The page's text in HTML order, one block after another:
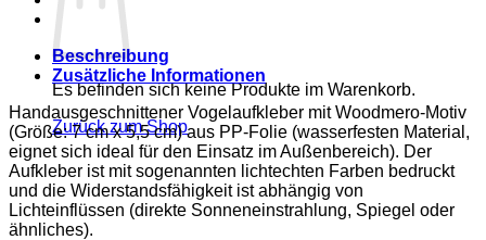
Es befinden sich keine Produkte im Warenkorb.
Zurück zum Shop
Beschreibung
Zusätzliche Informationen
Handausgeschnittener Vogelaufkleber mit Woodmero-Motiv
(Größe: 7 cm x 5,5 cm) aus PP-Folie (wasserfesten Material,
eignet sich ideal für den Einsatz im Außenbereich). Der
Aufkleber ist mit sogenannten lichtechten Farben bedruckt
und die Widerstandsfähigkeit ist abhängig von
Lichteinflüssen (direkte Sonneneinstrahlung, Spiegel oder
ähnliches).